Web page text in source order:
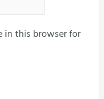
in this browser for